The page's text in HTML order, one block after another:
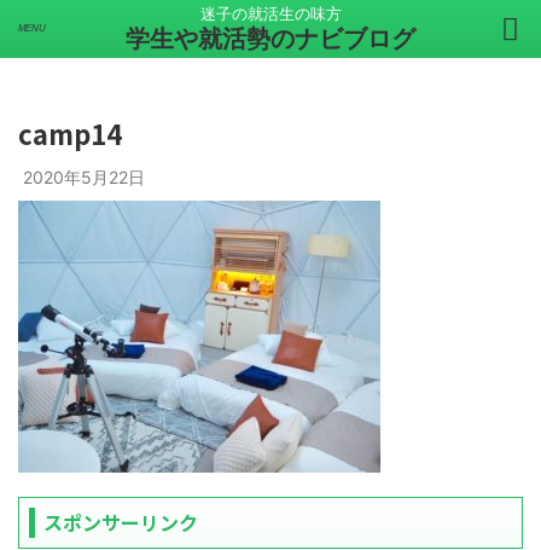
迷子の就活生の味方
学生や就活勢のナビブログ
camp14
2020年5月22日
スポンサーリンク